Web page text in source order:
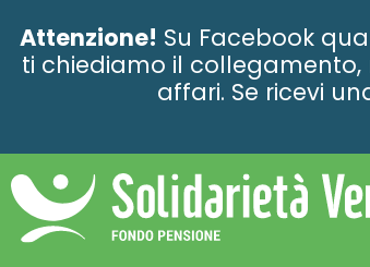
Attenzione! Su Facebook
ti chiediamo il
affari. Se ricevi